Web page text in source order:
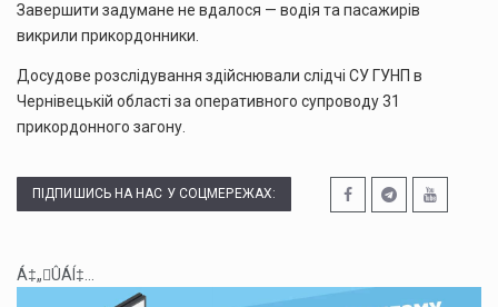
Завершити задумане не вдалося — водія та пасажирів
викрили прикордонники.
Досудове розслідування здійснювали слідчі СУ ГУНП в
Чернівецькій області за оперативного супроводу 31
прикордонного загону.
ПІДПИШИСЬ НА НАС У СОЦМЕРЕЖАХ:
Á‡„ÛÁÍ‡...